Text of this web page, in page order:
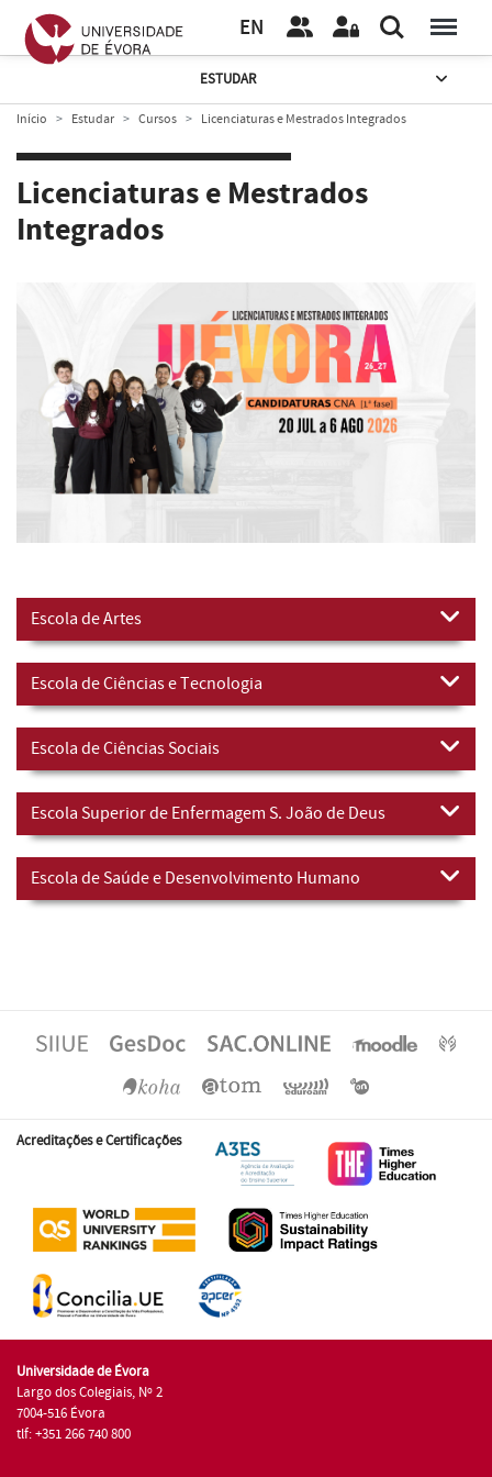
EN
ESTUDAR
Início Estudar Cursos Licenciaturas e Mestrados Integrados
Licenciaturas e Mestrados
Integrados
Escola de Artes
Escola de Ciências e Tecnologia
Escola de Ciências Sociais
Escola Superior de Enfermagem S. João de Deus
Escola de Saúde e Desenvolvimento Humano
Acreditações e Certificações
Universidade de Évora
Largo dos Colegiais, Nº 2
7004-516 Évora
tlf: +351 266 740 800